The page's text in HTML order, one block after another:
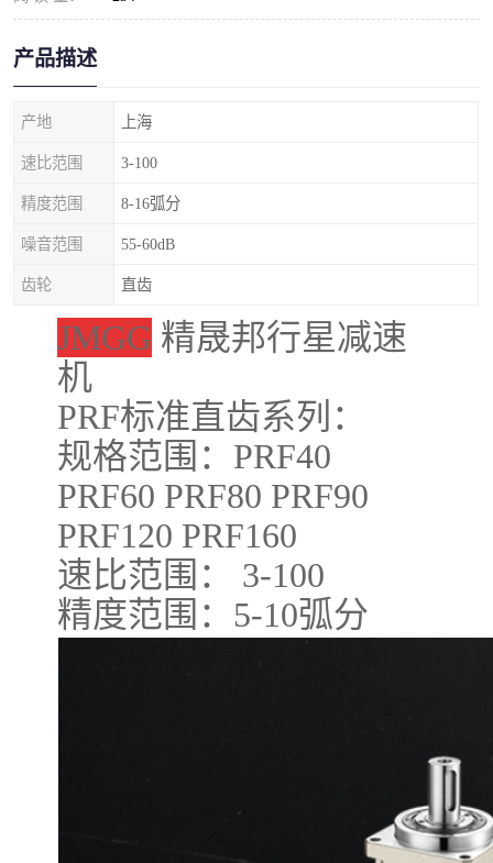
产品描述
产地 上海
速比范围 3-100
精度范围 8-16弧分
噪音范围 55-60dB
齿轮 直齿
JMGG 精晟邦行星减速
机
PRF标准直齿系列：
规格范围： PRF40
PRF60 PRF80 PRF90
PRF120 PRF160
速比范围： 3-100
精度范围：5-10弧分